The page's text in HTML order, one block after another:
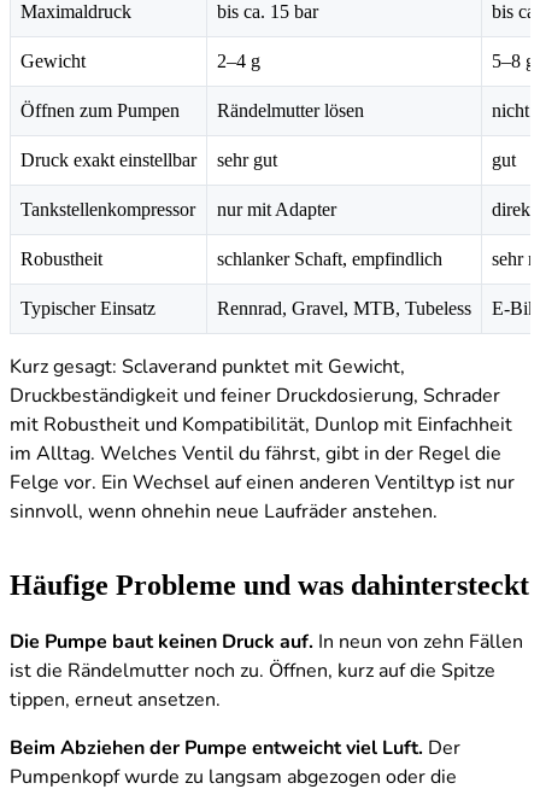
Maximaldruck bis ca. 15 bar bis
Gewicht 2–4 g 5–8 g
Öffnen zum Pumpen Rändelmutter lösen nicht
Druck exakt einstellbar sehr gut gut
Tankstellenkompressor nur mit Adapter direkt
Robustheit schlanker Schaft, empfindlich sehr
Typischer Einsatz Rennrad, Gravel, MTB, Tubeless E-
Kurz gesagt: Sclaverand punktet mit Gewicht,
Druckbeständigkeit und feiner Druckdosierung, Schrader
mit Robustheit und Kompatibilität, Dunlop mit Einfachheit
im Alltag. Welches Ventil du fährst, gibt in der Regel die
Felge vor. Ein Wechsel auf einen anderen Ventiltyp ist nur
sinnvoll, wenn ohnehin neue Laufräder anstehen.
Häufige Probleme und was dahintersteckt
Die Pumpe baut keinen Druck auf. In neun von zehn Fällen
ist die Rändelmutter noch zu. Öffnen, kurz auf die Spitze
tippen, erneut ansetzen.
Beim Abziehen der Pumpe entweicht viel Luft. Der
Pumpenkopf wurde zu langsam abgezogen oder die